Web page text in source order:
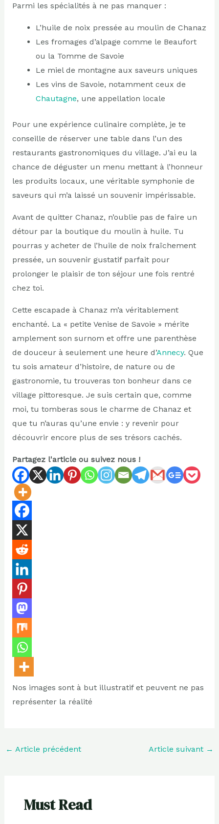
Parmi les spécialités à ne pas manquer :
L’huile de noix pressée au moulin de Chanaz
Les fromages d’alpage comme le Beaufort
ou la Tomme de Savoie
Le miel de montagne aux saveurs uniques
Les vins de Savoie, notamment ceux de
Chautagne, une appellation locale
Pour une expérience culinaire complète, je te
conseille de réserver une table dans l’un des
restaurants gastronomiques du village. J’ai eu la
chance de déguster un menu mettant à l’honneur
les produits locaux, une véritable symphonie de
saveurs qui m’a laissé un souvenir impérissable.
Avant de quitter Chanaz, n’oublie pas de faire un
détour par la boutique du moulin à huile. Tu
pourras y acheter de l’huile de noix fraîchement
pressée, un souvenir gustatif parfait pour
prolonger le plaisir de ton séjour une fois rentré
chez toi.
Cette escapade à Chanaz m’a véritablement
enchanté. La « petite Venise de Savoie » mérite
amplement son surnom et offre une parenthèse
de douceur à seulement une heure d’Annecy. Que
tu sois amateur d’histoire, de nature ou de
gastronomie, tu trouveras ton bonheur dans ce
village pittoresque. Je suis certain que, comme
moi, tu tomberas sous le charme de Chanaz et
que tu n’auras qu’une envie : y revenir pour
découvrir encore plus de ses trésors cachés.
Partagez l'article ou suivez nous !
Nos images sont à but illustratif et peuvent ne pas
représenter la réalité
← Article précédent Article suivant →
Must Read